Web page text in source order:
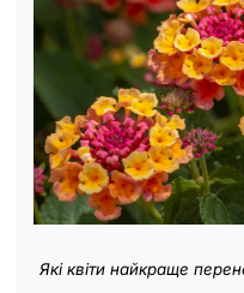
Які квіти найкраще